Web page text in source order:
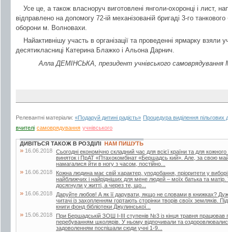
Усе це, а також власноруч виготовлені янголи-охоронці і лист,
відправлено на допомогу 72-ій механізованій бригаді 3-го
оборони м. Волновахи.
Найактивнішу участь в організації та проведенні ярмарку
десятикласниці Катерина Блажко і Альона Дарнич.
Алла ДЕМІНСЬКА, президент учнівського самоврядування
Релевантні матеріали: «Подаруй дитині радість» Процедура виділення пільгових
вчителі самоврядування учнівського
ДИВІТЬСЯ ТАКОЖ В РОЗДІЛІ НАМ ПИШУТЬ
» 16.06.2018 Сьогодні економічно складний час для всієї країни та для
виняток і ПрАТ «Птахокомбінат «Бершадсь кий». Але, за свою
намагалися йти в ногу з часом, постійно...
» 16.06.2018
Кожна людина має свій характер, уподобання, пріоритети у
найближчих і найрідніших для мене людей – моїх батька та
досягнули у житті, а через те, що...
» 16.06.2018
Даруйте любов! А як її дарувати, якщо не словами в книжках?
читачі із захопленням гортають сторінки творів своїх земляків.
книги фонд бібліотеки Джулинської...
» 15.06.2018
При Бершадській ЗОШ І-ІІІ ступенів №3 із кінця травня
перебуванням школярів. У ньому відпочивали та
задоволенням поспішали сюди учні 1-9...